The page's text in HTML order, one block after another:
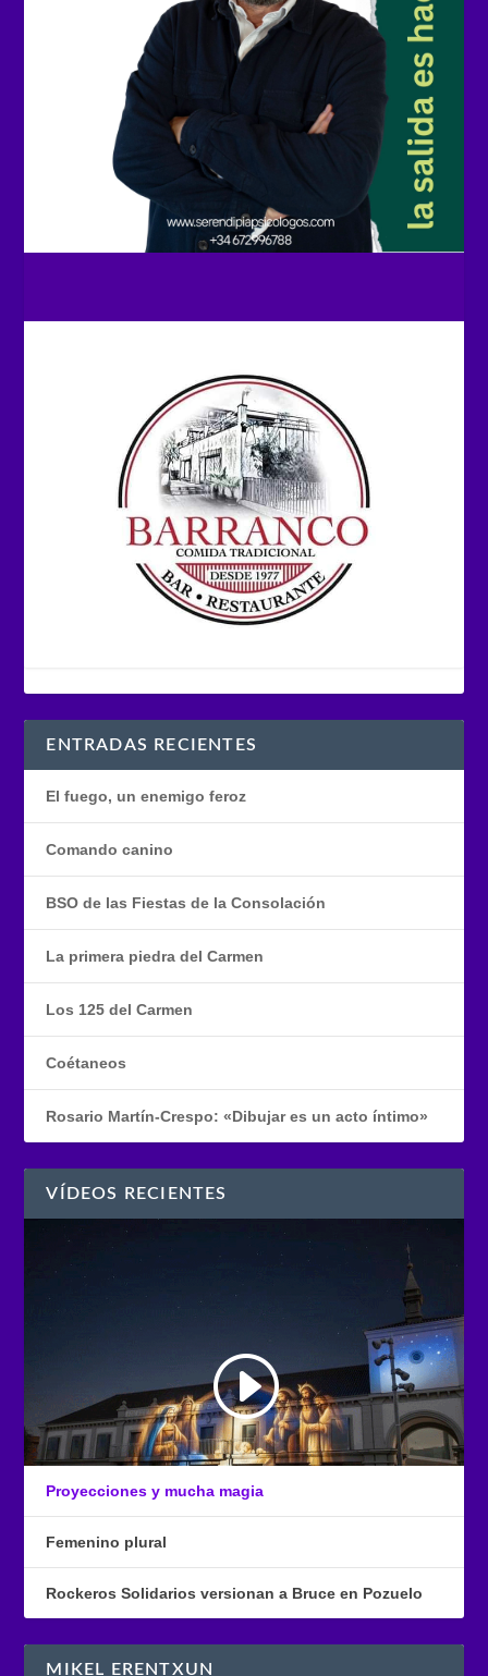
ENTRADAS RECIENTES
El fuego, un enemigo feroz
Comando canino
BSO de las Fiestas de la Consolación
La primera piedra del Carmen
Los 125 del Carmen
Coétaneos
Rosario Martín-Crespo: «Dibujar es un acto íntimo»
VÍDEOS RECIENTES
Proyecciones y mucha magia
Femenino plural
Rockeros Solidarios versionan a Bruce en Pozuelo
MIKEL ERENTXUN